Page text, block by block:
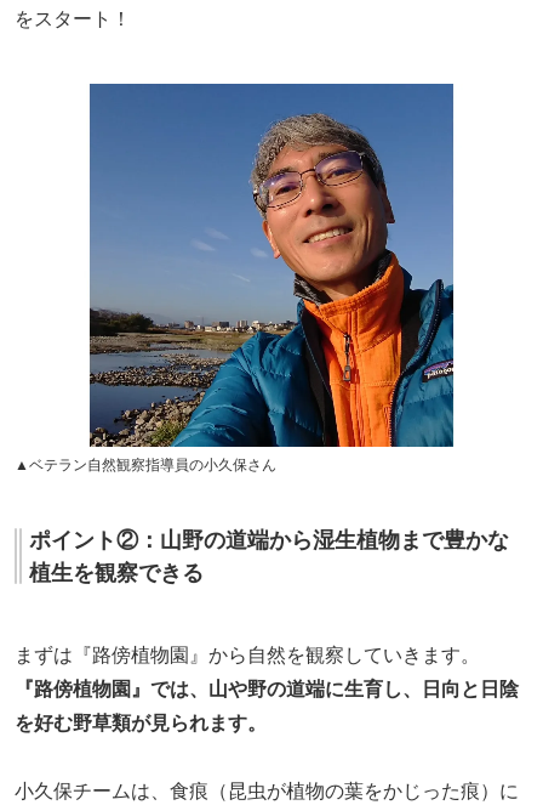
をスタート！
▲ベテラン自然観察指導員の小久保さん
ポイント②：山野の道端から湿生植物まで豊かな
植生を観察できる
まずは『路傍植物園』から自然を観察していきます。
『路傍植物園』では、山や野の道端に生育し、日向と日陰
を好む野草類が見られます。
小久保チームは、食痕（昆虫が植物の葉をかじった痕）に